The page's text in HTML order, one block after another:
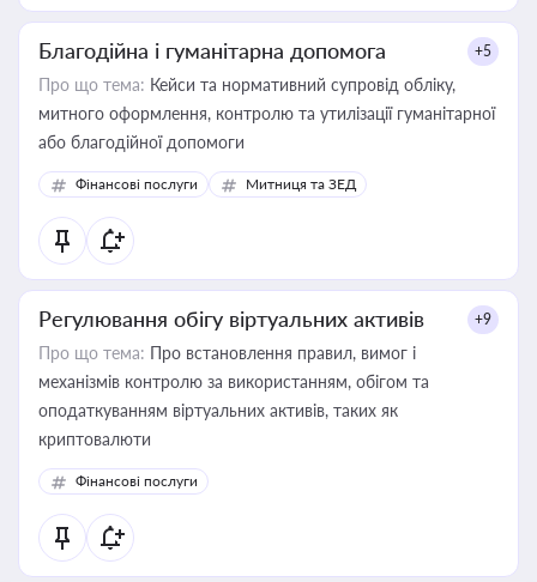
Благодійна і гуманітарна допомога +5
Про що тема: Кейси та нормативний супровід обліку,
митного оформлення, контролю та утилізації гуманітарної
або благодійної допомоги
Фінансові послуги Митниця та ЗЕД
Регулювання обігу віртуальних активів +9
Про що тема: Про встановлення правил, вимог і
механізмів контролю за використанням, обігом та
оподаткуванням віртуальних активів, таких як
криптовалюти
Фінансові послуги